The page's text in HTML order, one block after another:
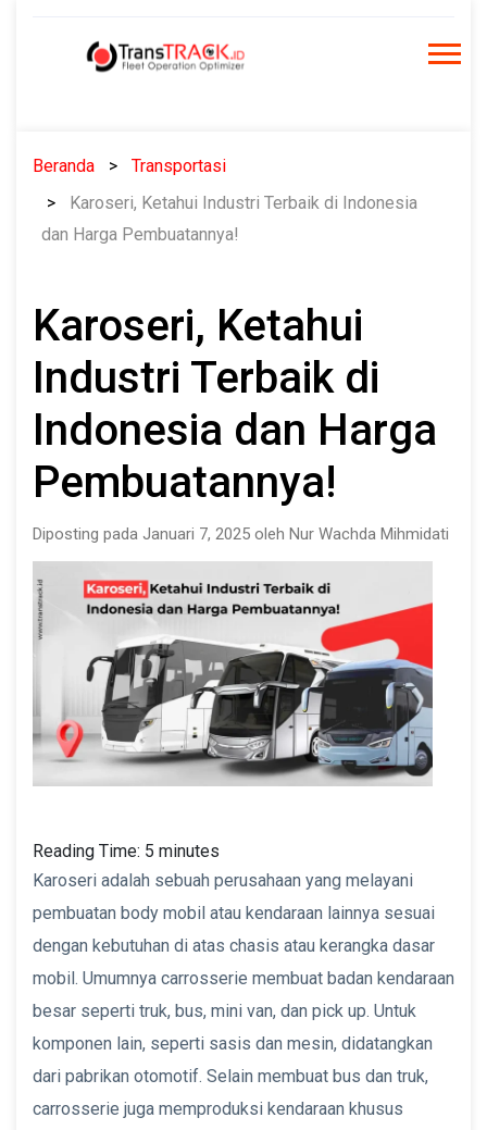
Beranda
Transportasi
Karoseri, Ketahui Industri Terbaik di Indonesia
dan Harga Pembuatannya!
Karoseri, Ketahui
Industri Terbaik di
Indonesia dan Harga
Pembuatannya!
Diposting pada Januari 7, 2025 oleh Nur Wachda Mihmidati
Reading Time: 5 minutes
Karoseri adalah sebuah perusahaan yang melayani
pembuatan body mobil atau kendaraan lainnya sesuai
dengan kebutuhan di atas chasis atau kerangka dasar
mobil. Umumnya carrosserie membuat badan kendaraan
besar seperti truk, bus, mini van, dan pick up. Untuk
komponen lain, seperti sasis dan mesin, didatangkan
dari pabrikan otomotif. Selain membuat bus dan truk,
carrosserie juga memproduksi kendaraan khusus